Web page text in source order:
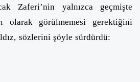
Zaferi’nin yalnızca geçmişte
olarak görülmemesi gerektiğini
sözlerini şöyle sürdürdü: